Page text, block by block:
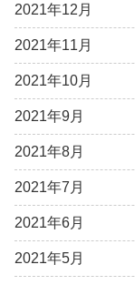
2021年12月
2021年11月
2021年10月
2021年9月
2021年8月
2021年7月
2021年6月
2021年5月